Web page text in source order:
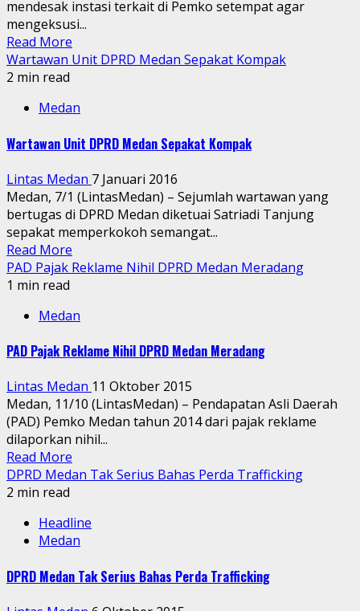
mendesak instasi terkait di Pemko setempat agar
mengeksusi...
Read More
Wartawan Unit DPRD Medan Sepakat Kompak
2 min read
Medan
Wartawan Unit DPRD Medan Sepakat Kompak
Lintas Medan 7 Januari 2016
Medan, 7/1 (LintasMedan) – Sejumlah wartawan yang
bertugas di DPRD Medan diketuai Satriadi Tanjung
sepakat memperkokoh semangat...
Read More
PAD Pajak Reklame Nihil DPRD Medan Meradang
1 min read
Medan
PAD Pajak Reklame Nihil DPRD Medan Meradang
Lintas Medan 11 Oktober 2015
Medan, 11/10 (LintasMedan) – Pendapatan Asli Daerah
(PAD) Pemko Medan tahun 2014 dari pajak reklame
dilaporkan nihil...
Read More
DPRD Medan Tak Serius Bahas Perda Trafficking
2 min read
Headline
Medan
DPRD Medan Tak Serius Bahas Perda Trafficking